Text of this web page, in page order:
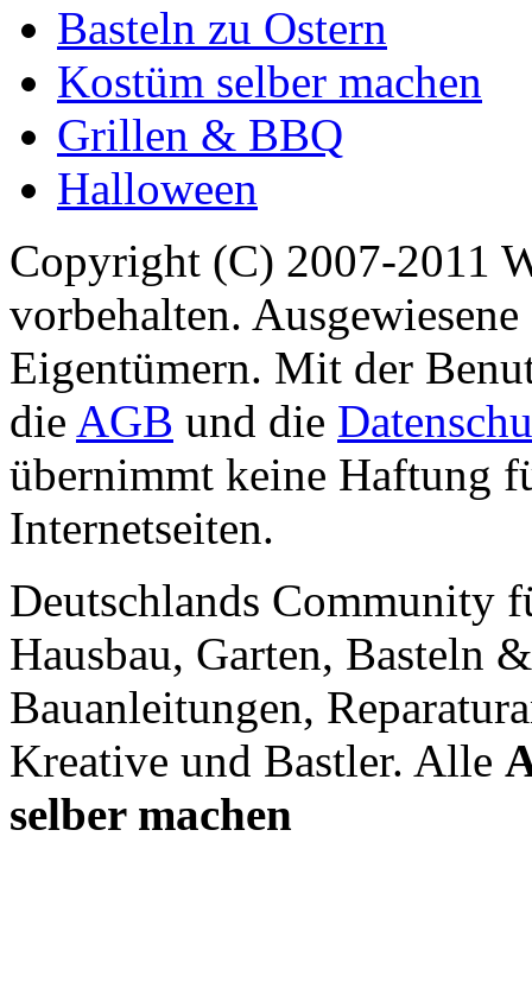
Basteln zu Ostern
Kostüm selber machen
Grillen & BBQ
Halloween
Copyright (C) 2007-2011
vorbehalten.
Eigentümern. Mit der
die AGB und die
übernimmt keine Haftung
Internetseiten.
Deutschlands Community
Hausbau, Garten, Basteln
Bauanleitungen,
Kreative und Bastler. Alle
selber machen